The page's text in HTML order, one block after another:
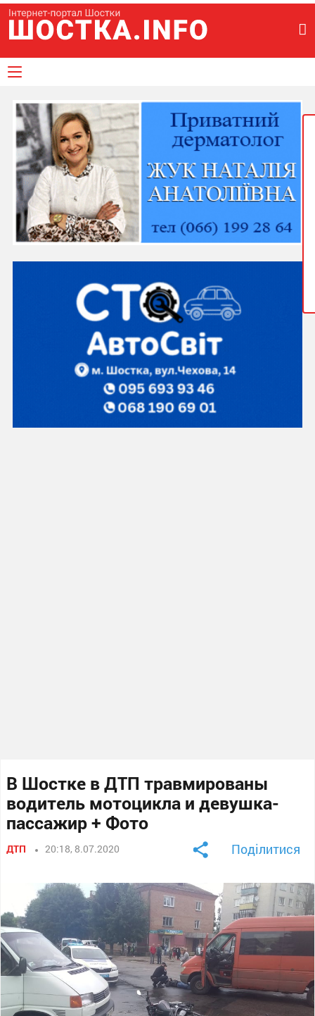
В Шостке в ДТП травмированы
водитель мотоцикла и девушка-
пассажир + Фото
ДТП 20:18, 8.07.2020 Поділитися